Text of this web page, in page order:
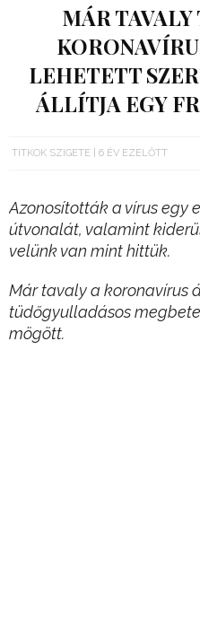
MÁR
LEHETETT
ÁLLÍTJA EGY
TITKOK SZIGETE 6 ÉV EZELŐTT
Azonosították a vírus egy
útvonalát, valamint
velünk van mint hittük.
Már tavaly a koronavírus
tüdőgyulladásos
mögött.